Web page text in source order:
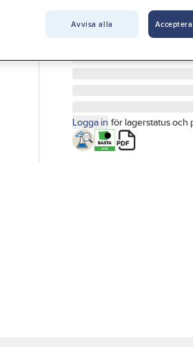
Pannkitt,
PANNKITT HEAT 1500
Logga in för lagerstatus och
Avvisa alla